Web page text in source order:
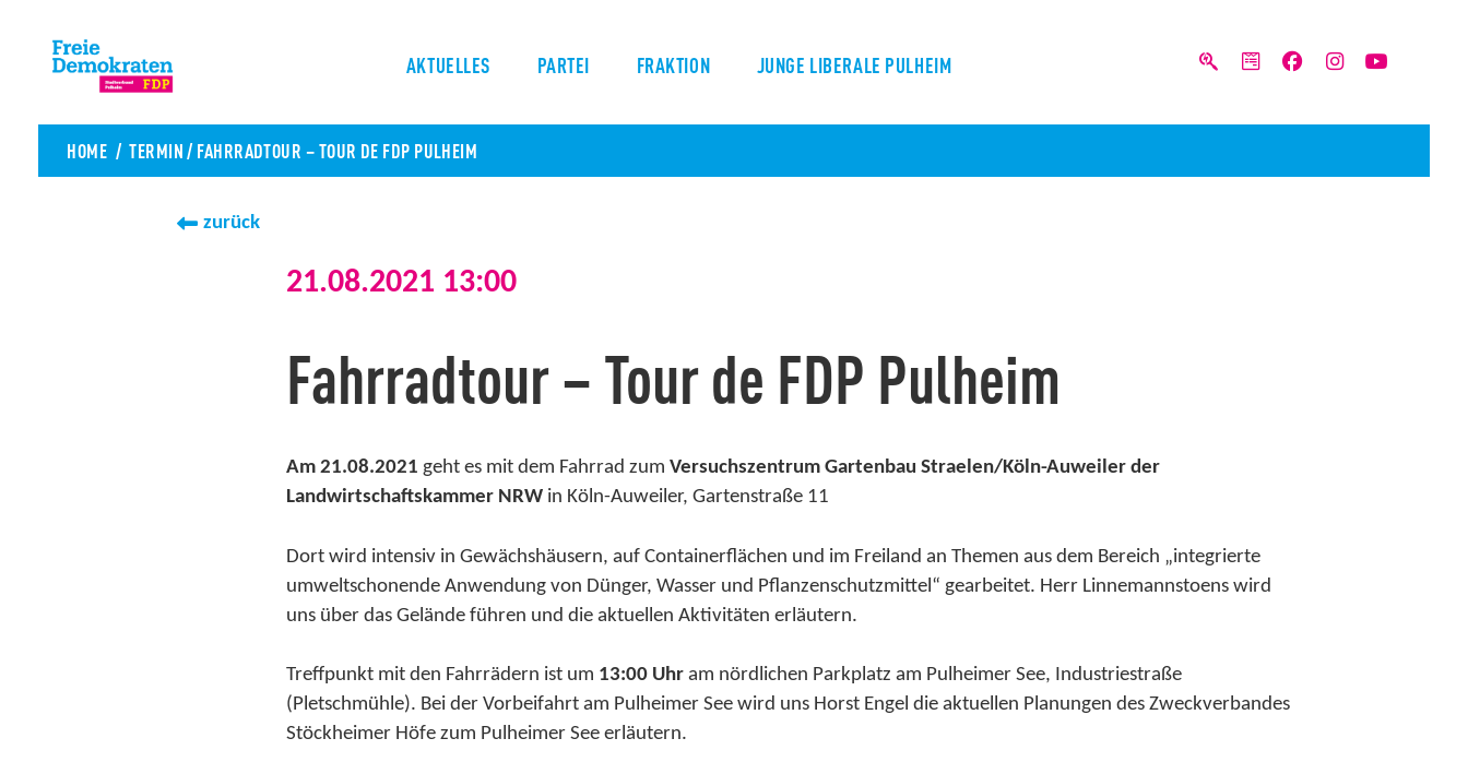
AKTUELLES PARTEI FRAKTION JUNGE LIBERALE PULHEIM
HOME TERMIN/FAHRRADTOUR – TOUR DE FDP PULHEIM
zurück
21.08.2021 13:00
Fahrradtour – Tour de FDP Pulheim
Am 21.08.2021 geht es mit dem Fahrrad zumVersuchszentrum Gartenbau Straelen/Köln-Auweilerder
Landwirtschaftskammer NRW in Köln-Auweiler, Gartenstraße 11
Dort wird intensiv in Gewächshäusern, auf Containerflächen und im Freiland an Themen aus dem Bereich „integrierte
umweltschonende Anwendung von Dünger, Wasser und Pflanzenschutzmittel“ gearbeitet. Herr Linnemannstoens wird
uns über das Gelände führen und die aktuellen Aktivitäten erläutern.
Treffpunkt mit den Fahrrädern ist um 13:00 Uhr am nördlichen Parkplatz am Pulheimer See, Industriestraße
(Pletschmühle). Bei der Vorbeifahrt am Pulheimer See wird uns Horst Engel die aktuellen Planungen des Zweckverbandes
Stöckheimer Höfe zum Pulheimer See erläutern.